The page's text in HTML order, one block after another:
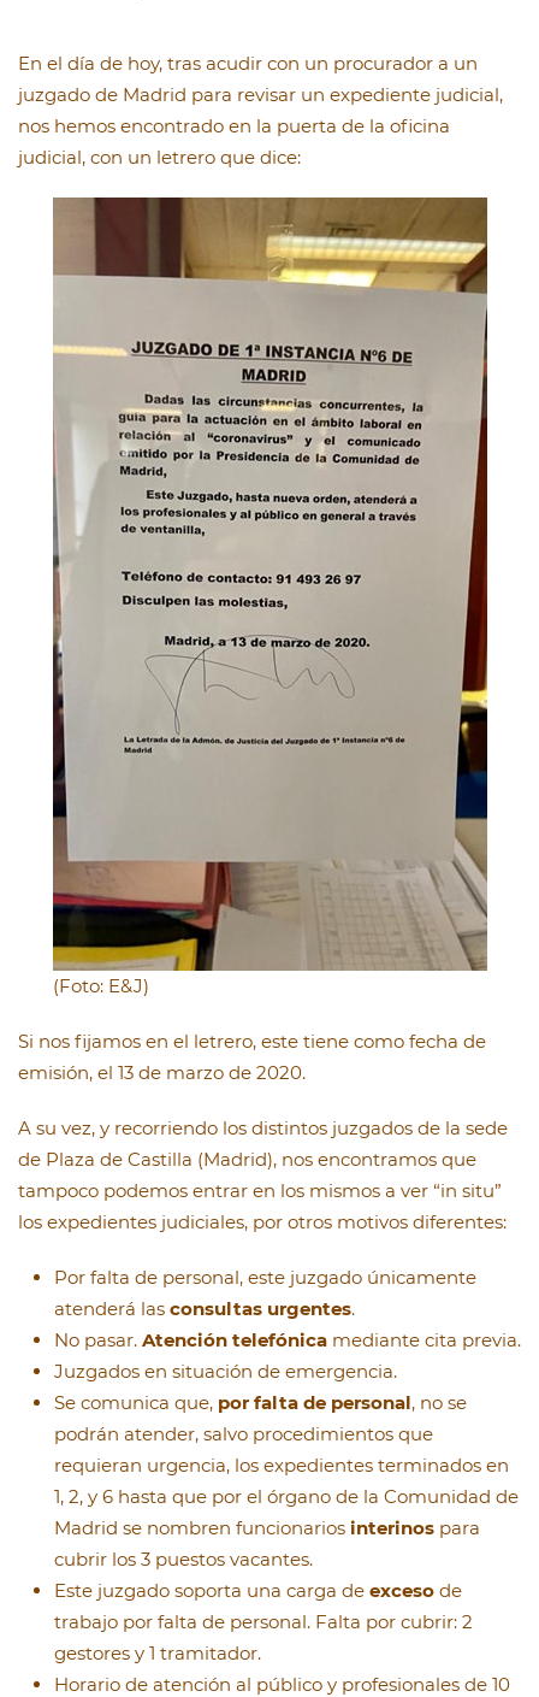
En el día de hoy, tras acudir con un procurador a un
juzgado de Madrid para revisar un expediente judicial,
nos hemos encontrado en la puerta de la oficina
judicial, con un letrero que dice:
(Foto: E&J)
Si nos fijamos en el letrero, este tiene como fecha de
emisión, el 13 de marzo de 2020.
A su vez, y recorriendo los distintos juzgados de la sede
de Plaza de Castilla (Madrid), nos encontramos que
tampoco podemos entrar en los mismos a ver “in situ”
los expedientes judiciales, por otros motivos diferentes:
Por falta de personal, este juzgado únicamente
atenderá las consultas urgentes.
No pasar. Atención telefónica mediante cita previa.
Juzgados en situación de emergencia.
Se comunica que, por falta de personal, no se
podrán atender, salvo procedimientos que
requieran urgencia, los expedientes terminados en
1, 2, y 6 hasta que por el órgano de la Comunidad de
Madrid se nombren funcionarios interinos para
cubrir los 3 puestos vacantes.
Este juzgado soporta una carga de exceso de
trabajo por falta de personal. Falta por cubrir: 2
gestores y 1 tramitador.
Horario de atención al público y profesionales de 10